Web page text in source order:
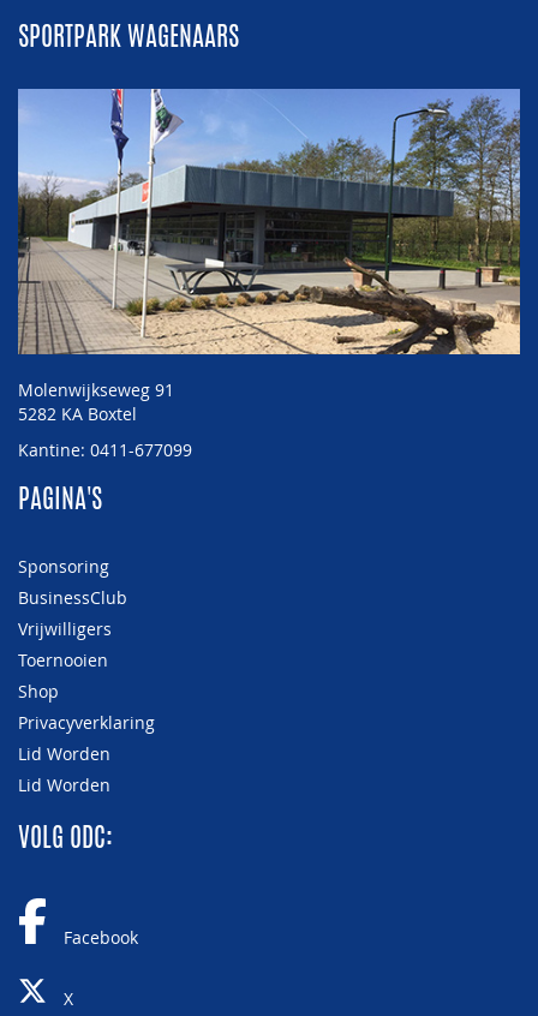
SPORTPARK WAGENAARS
Molenwijkseweg 91
5282 KA Boxtel
Kantine: 0411-677099
PAGINA'S
Sponsoring
BusinessClub
Vrijwilligers
Toernooien
Shop
Privacyverklaring
Lid Worden
Lid Worden
VOLG ODC:
Facebook
X